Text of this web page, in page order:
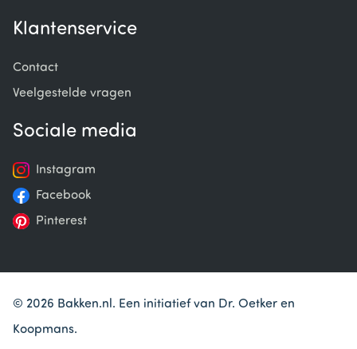
Klantenservice
Contact
Veelgestelde vragen
Sociale media
Instagram
Facebook
Pinterest
© 2026 Bakken.nl. Een initiatief van Dr. Oetker en
Koopmans.